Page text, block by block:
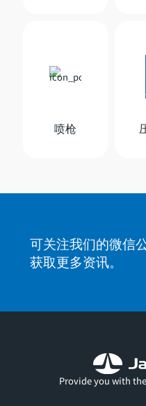
喷枪
可关注我们的微信
获取更多资讯。
Provide you with